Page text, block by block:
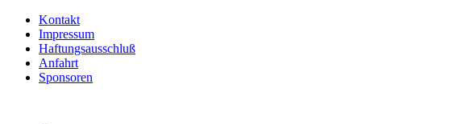
Kontakt
Impressum
Haftungsausschluß
Anfahrt
Sponsoren